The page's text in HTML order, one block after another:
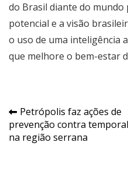
do Brasil diante do mundo
potencial e a visão
o uso de uma inteligência
que melhore o bem-estar
Navegação
de
Petrópolis faz ações de
prevenção contra temporal
na região serrana